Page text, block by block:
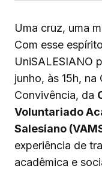
Uma cruz, uma
Com esse
UniSALESIANO
junho, às 15h,
Convivência, da
Voluntariado
Salesiano
experiência de
acadêmica e